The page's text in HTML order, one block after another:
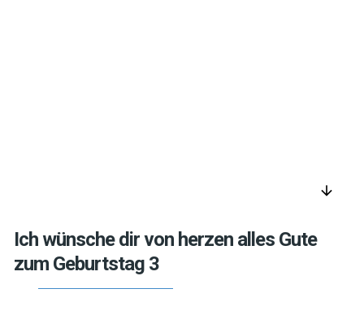
arrow_downward
Ich wünsche dir von herzen alles Gute
zum Geburtstag 3